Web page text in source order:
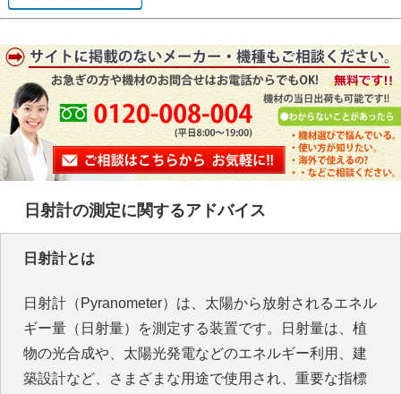
日射計の測定に関するアドバイス
日射計とは
日射計（Pyranometer）は、太陽から放射されるエネル
ギー量（日射量）を測定する装置です。日射量は、植
物の光合成や、太陽光発電などのエネルギー利用、建
築設計など、さまざまな用途で使用され、重要な指標